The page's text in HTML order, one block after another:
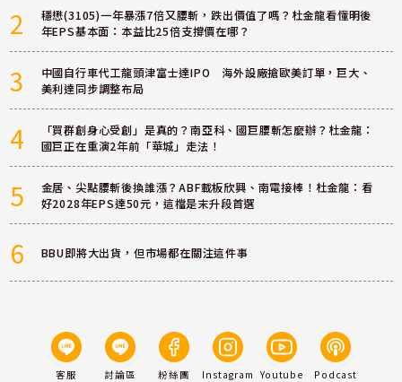
2
穩懋(3105)一年暴漲7倍又腰斬，跌出價值了嗎？杜金龍看懂明後
年EPS基本面：本益比25倍支撐價在哪？
3
中國自行車代工龍頭津富士達IPO 海外設廠搶歐美訂單，巨大、
美利達同步調整布局
4
「買群創身心受創」是真的？南亞科、國巨腰斬怎麼辦？杜金龍：
國巨正在重演2年前「華城」走法！
5
金居、尖點腰斬後換誰漲？ABF載板欣興、南電接棒！杜金龍：看
好2028年EPS達50元，這檔是末升段首選
6 BBU即將大出貨，但市場都在關注這件事
客服 討論區 粉絲團 Instagram Youtube Podcast